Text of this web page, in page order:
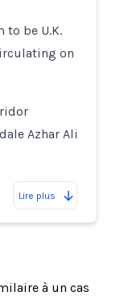
to be U.K.
on
Azhar Ali
Lire plus
à un cas